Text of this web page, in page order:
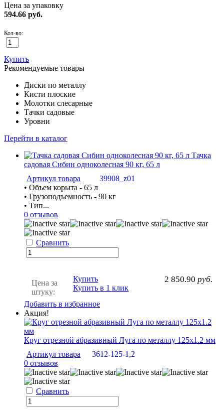
Цена за упаковку
594.66 руб.
Кол-во:
Купить
Рекомендуемые товары
Диски по металлу
Кисти плоские
Молотки слесарные
Тачки садовые
Уровни
Перейти в каталог
Тачка
садовая Сибин одноколесная 90 кг, 65 л
Артикул товара
39908_z01
• Объем корыта - 65 л
• Грузоподъемность - 90 кг
• Тип...
0 отзывов
Сравнить
Цена за
штуку:
2 850.90 руб.
Купить
Купить в 1 клик
Добавить в избранное
Акция!
Круг отрезной абразивный Луга по металлу 125х1.2 мм
Артикул товара
3612-125-1,2
0 отзывов
Сравнить